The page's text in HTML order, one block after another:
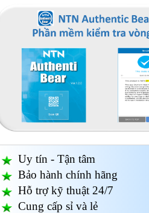
Uy tín - Tận tâm
Bảo hành chính hãng
Hỗ trợ kỹ thuật 24/7
Cung cấp sỉ và lẻ